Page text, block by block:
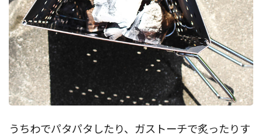
うちわでパタパタしたり、ガストーチで炙ったりす